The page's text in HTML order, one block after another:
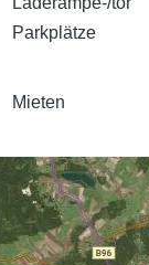
Parkplätze
Mieten